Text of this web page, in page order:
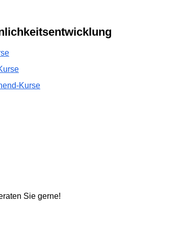
Kurse
Sie gerne!